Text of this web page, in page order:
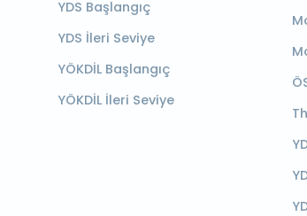
YDS Başlangıç
YDS İleri Seviye
YÖKDİL Başlangıç
YÖKDİL İleri Seviye